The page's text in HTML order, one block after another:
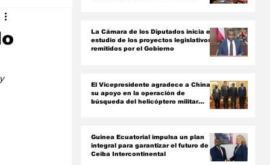
La Cámara de los Diputados inicia el
estudio de los proyectos legislativos
remitidos por el Gobierno
El Vicepresidente agradece a China
su apoyo en la operación de
búsqueda del helicóptero militar
Guinea Ecuatorial impulsa un plan
integral para garantizar el futuro de
Ceiba Intercontinental